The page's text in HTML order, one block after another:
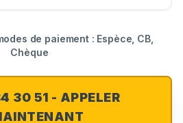
de paiement : Espèce, CB,
Chèque
30 51 - APPELER